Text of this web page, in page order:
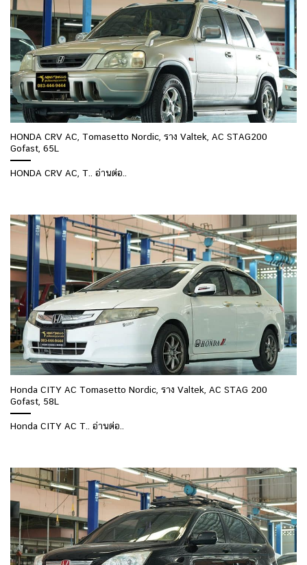
HONDA CRV AC, Tomasetto Nordic, ราง Valtek, AC STAG200
Gofast, 65L
HONDA CRV AC, T.. อ่านต่อ..
Honda CITY AC Tomasetto Nordic, ราง Valtek, AC STAG 200
Gofast, 58L
Honda CITY AC T.. อ่านต่อ..